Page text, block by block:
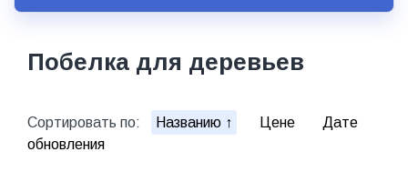
Побелка для деревьев
Сортировать по: Названию Цене
Дате
обновления